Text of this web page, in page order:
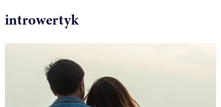
introwertyk